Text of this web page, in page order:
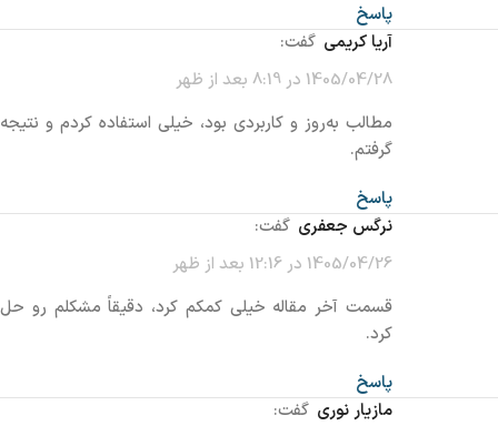
پاسخ
آریا کریمی گفت:
1405/04/28 در 8:19 بعد از ظهر
مطالب به‌روز و کاربردی بود، خیلی استفاده کردم و نتیجه
گرفتم.
پاسخ
نرگس جعفری گفت:
1405/04/26 در 12:16 بعد از ظهر
قسمت آخر مقاله خیلی کمکم کرد، دقیقاً مشکلم رو حل
کرد.
پاسخ
مازیار نوری گفت: